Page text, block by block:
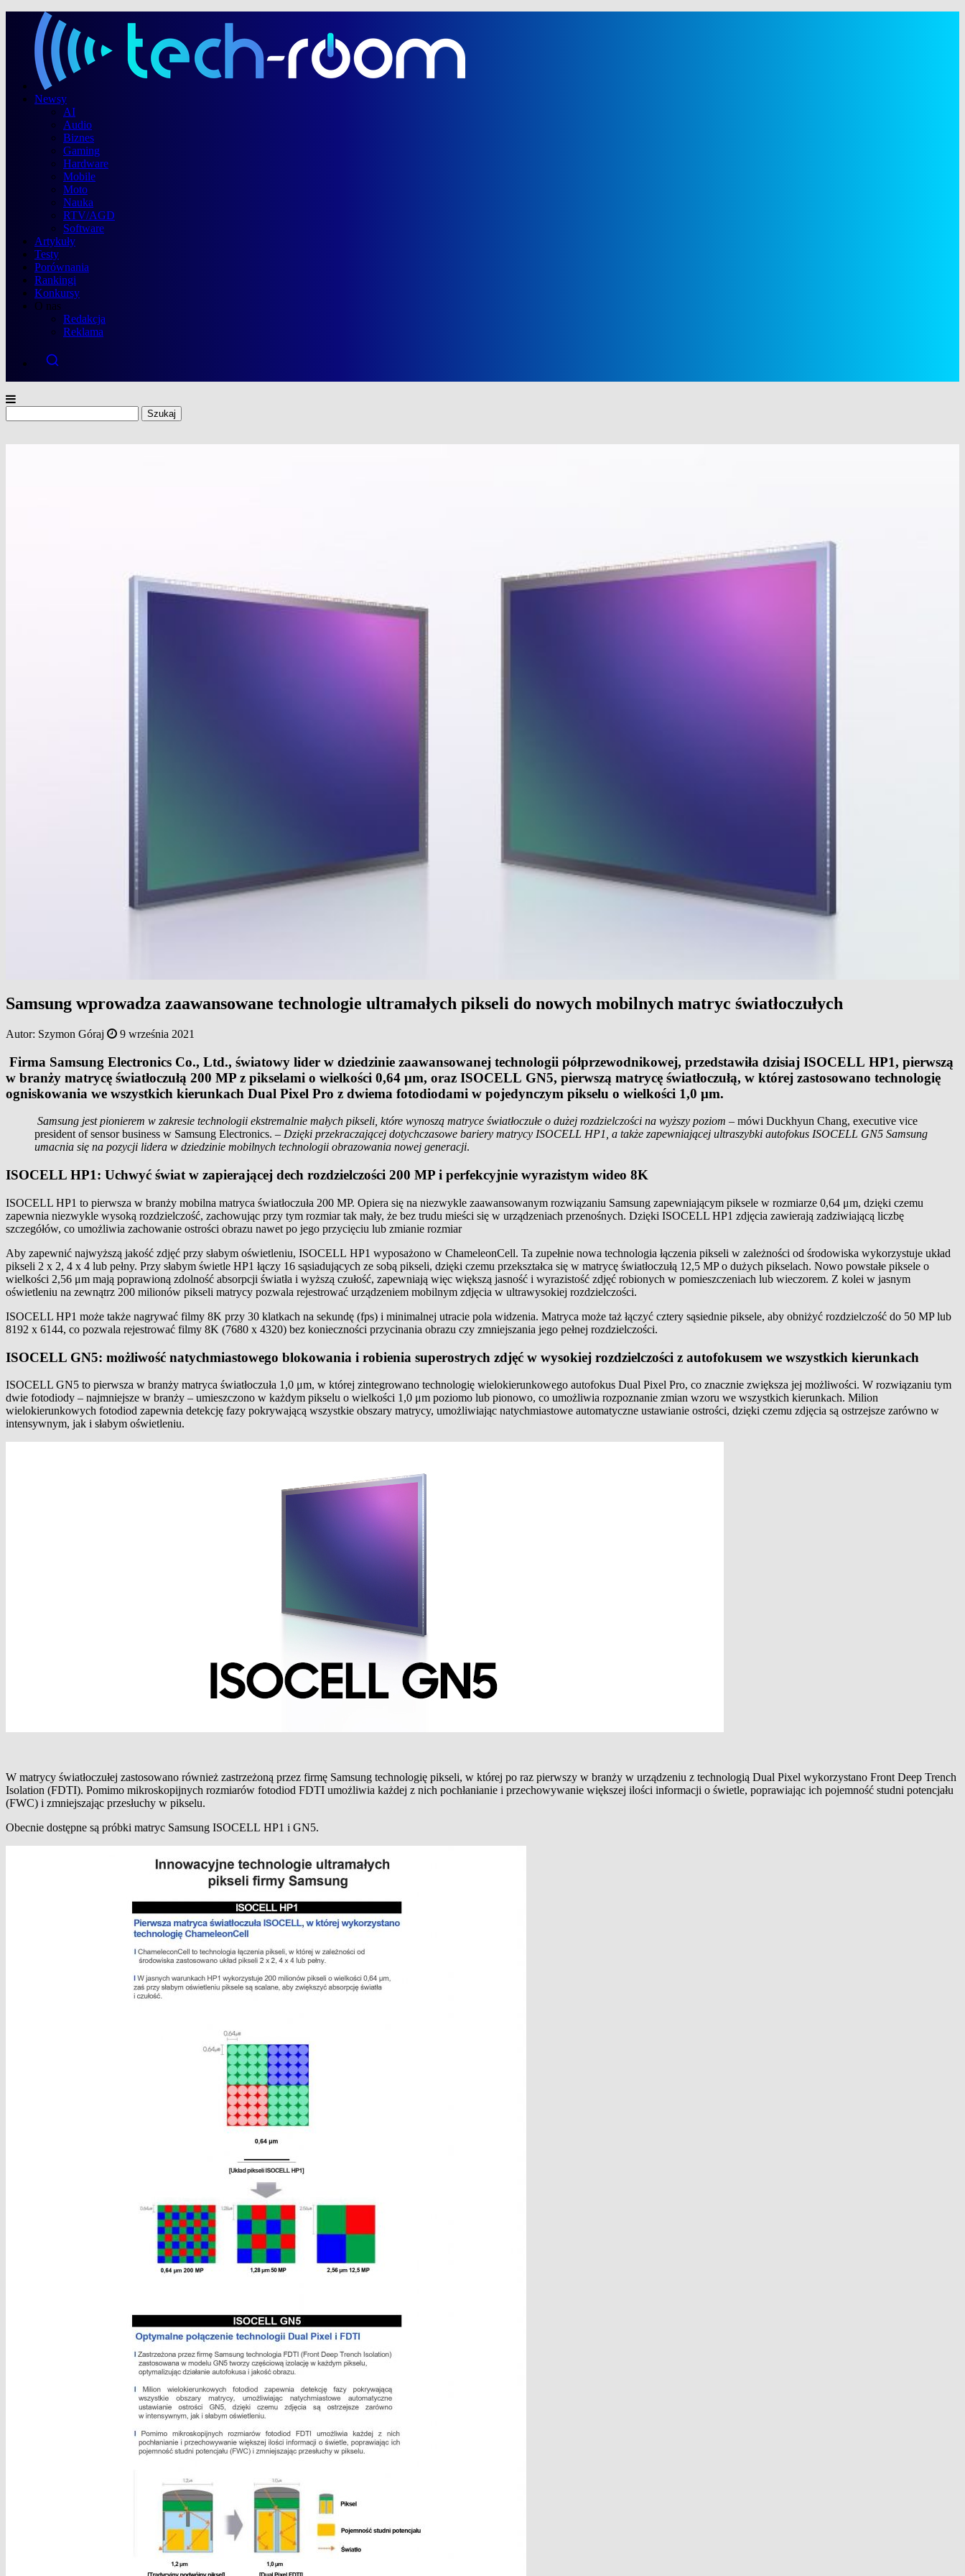
Newsy
AI
Audio
Biznes
Gaming
Hardware
Mobile
Moto
Nauka
RTV/AGD
Software
Artykuły
Testy
Porównania
Rankingi
Konkursy
O nas
Redakcja
Reklama
Samsung wprowadza zaawansowane technologie ultramałych pikseli do nowych mobilnych matryc światłoczułych
Autor: Szymon Góraj 9 września 2021
Firma Samsung Electronics Co., Ltd., światowy lider w dziedzinie zaawansowanej technologii półprzewodnikowej, przedstawiła dzisiaj ISOCELL HP1, pierwszą
w branży matrycę światłoczułą 200 MP z pikselami o wielkości 0,64 μm, oraz ISOCELL GN5, pierwszą matrycę światłoczułą, w której zastosowano technologię
ogniskowania we wszystkich kierunkach Dual Pixel Pro z dwiema fotodiodami w pojedynczym pikselu o wielkości 1,0 μm.
Samsung jest pionierem w zakresie technologii ekstremalnie małych pikseli, które wynoszą matryce światłoczułe o dużej rozdzielczości na wyższy poziom – mówi Duckhyun Chang, executive vice
president of sensor business w Samsung Electronics. – Dzięki przekraczającej dotychczasowe bariery matrycy ISOCELL HP1, a także zapewniającej ultraszybki autofokus ISOCELL GN5 Samsung
umacnia się na pozycji lidera w dziedzinie mobilnych technologii obrazowania nowej generacji.
ISOCELL HP1: Uchwyć świat w zapierającej dech rozdzielczości 200 MP i perfekcyjnie wyrazistym wideo 8K
ISOCELL HP1 to pierwsza w branży mobilna matryca światłoczuła 200 MP. Opiera się na niezwykle zaawansowanym rozwiązaniu Samsung zapewniającym piksele w rozmiarze 0,64 μm, dzięki czemu
zapewnia niezwykle wysoką rozdzielczość, zachowując przy tym rozmiar tak mały, że bez trudu mieści się w urządzeniach przenośnych. Dzięki ISOCELL HP1 zdjęcia zawierają zadziwiającą liczbę
szczegółów, co umożliwia zachowanie ostrości obrazu nawet po jego przycięciu lub zmianie rozmiar
Aby zapewnić najwyższą jakość zdjęć przy słabym oświetleniu, ISOCELL HP1 wyposażono w ChameleonCell. Ta zupełnie nowa technologia łączenia pikseli w zależności od środowiska wykorzystuje układ
pikseli 2 x 2, 4 x 4 lub pełny. Przy słabym świetle HP1 łączy 16 sąsiadujących ze sobą pikseli, dzięki czemu przekształca się w matrycę światłoczułą 12,5 MP o dużych pikselach. Nowo powstałe piksele o
wielkości 2,56 μm mają poprawioną zdolność absorpcji światła i wyższą czułość, zapewniają więc większą jasność i wyrazistość zdjęć robionych w pomieszczeniach lub wieczorem. Z kolei w jasnym
oświetleniu na zewnątrz 200 milionów pikseli matrycy pozwala rejestrować urządzeniem mobilnym zdjęcia w ultrawysokiej rozdzielczości.
ISOCELL HP1 może także nagrywać filmy 8K przy 30 klatkach na sekundę (fps) i minimalnej utracie pola widzenia. Matryca może taż łączyć cztery sąsiednie piksele, aby obniżyć rozdzielczość do 50 MP lub
8192 x 6144, co pozwala rejestrować filmy 8K (7680 x 4320) bez konieczności przycinania obrazu czy zmniejszania jego pełnej rozdzielczości.
ISOCELL GN5: możliwość natychmiastowego blokowania i robienia superostrych zdjęć w wysokiej rozdzielczości z autofokusem we wszystkich kierunkach
ISOCELL GN5 to pierwsza w branży matryca światłoczuła 1,0 μm, w której zintegrowano technologię wielokierunkowego autofokus Dual Pixel Pro, co znacznie zwiększa jej możliwości. W rozwiązaniu tym
dwie fotodiody – najmniejsze w branży – umieszczono w każdym pikselu o wielkości 1,0 μm poziomo lub pionowo, co umożliwia rozpoznanie zmian wzoru we wszystkich kierunkach. Milion
wielokierunkowych fotodiod zapewnia detekcję fazy pokrywającą wszystkie obszary matrycy, umożliwiając natychmiastowe automatyczne ustawianie ostrości, dzięki czemu zdjęcia są ostrzejsze zarówno w
intensywnym, jak i słabym oświetleniu.
W matrycy światłoczułej zastosowano również zastrzeżoną przez firmę Samsung technologię pikseli, w której po raz pierwszy w branży w urządzeniu z technologią Dual Pixel wykorzystano Front Deep Trench
Isolation (FDTI). Pomimo mikroskopijnych rozmiarów fotodiod FDTI umożliwia każdej z nich pochłanianie i przechowywanie większej ilości informacji o świetle, poprawiając ich pojemność studni potencjału
(FWC) i zmniejszając przesłuchy w pikselu.
Obecnie dostępne są próbki matryc Samsung ISOCELL HP1 i GN5.